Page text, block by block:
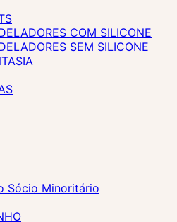
COM SILICONE
SEM SILICONE
Sócio Minoritário